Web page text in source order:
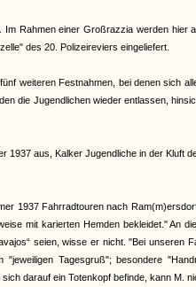
Im Rahmen einer Großrazzia werden
des 20. Polizeireviers eingeliefert.
weiteren Festnahmen, bei denen sich
die Jugendlichen wieder entlassen,
1937 aus, Kalker Jugendliche in der Kluft
1937 Fahrradtouren nach
mit karierten Hemden bekleidet." An
seien, wisse er nicht. "Bei
Tagesgruß"; besondere
darauf ein Totenkopf befinde, kann M.